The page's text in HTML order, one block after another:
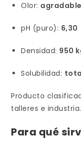
Olor:
pH (puro): 6,30
Densidad: 950
Solubilidad:
Producto
talleres e industria.
Para qué